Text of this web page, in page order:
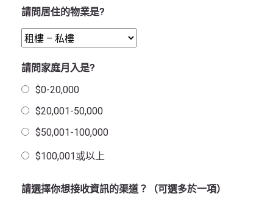
請問居住的物業是?
請問家庭月入是?
$0-20,000
$20,001-50,000
$50,001-100,000
$100,001或以上
請選擇你想接收資訊的渠道？（可選多於一項）